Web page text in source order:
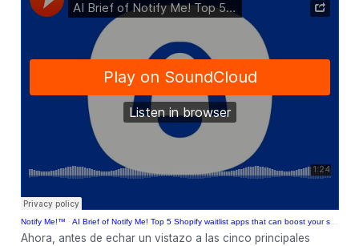
Notify Me!™ · AI Brief of Notify Me! Top 5 Shopify waitlist apps that can boost your sales
Ahora, antes de echar un vistazo a las cinco principales